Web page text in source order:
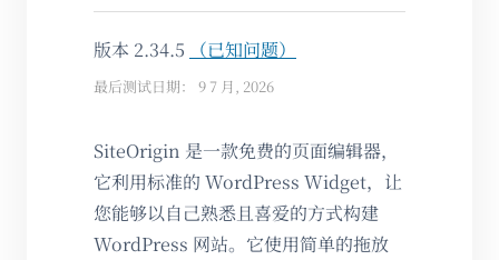
版本 2.34.5 （已知问题）
最后测试日期： 9 7 月, 2026
SiteOrigin 是一款免费的页面编辑器，
它利用标准的 WordPress Widget，让
您能够以自己熟悉且喜爱的方式构建
WordPress 网站。它使用简单的拖放